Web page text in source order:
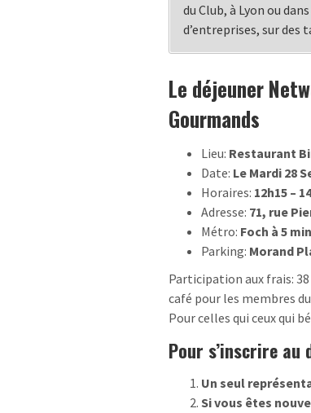
du Club, à Lyon ou
d’entreprises, sur des
Le déjeuner
Gourmands
Lieu: Restaurant
Date: Le Mardi 28
Horaires: 12h15 –
Adresse: 71, rue
Métro: Foch à 5
Parking: Morand
Participation aux frais:
café pour les membres
Pour celles qui ceux qui
Pour s’inscrire au
Un seul
Si vous êtes